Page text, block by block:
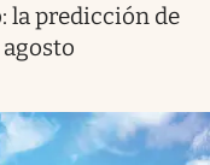
la predicción de